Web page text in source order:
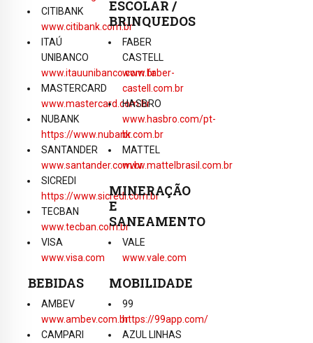
CITIBANK
www.citibank.com.br
ITAÚ
UNIBANCO
www.itauunibanco.com.br
MASTERCARD
www.mastercard.com.br
NUBANK
https://www.nubank.com.br
SANTANDER
www.santander.com.br
SICREDI
https://www.sicredi.com.br
TECBAN
www.tecban.com.br
VISA
www.visa.com
BEBIDAS
AMBEV
www.ambev.com.br
CAMPARI
ESCOLAR /
BRINQUEDOS
FABER
CASTELL
www.faber-
castell.com.br
HASBRO
www.hasbro.com/pt-
br
MATTEL
www.mattelbrasil.com.br
MINERAÇÃO
E
SANEAMENTO
VALE
www.vale.com
MOBILIDADE
99
https://99app.com/
AZUL LINHAS